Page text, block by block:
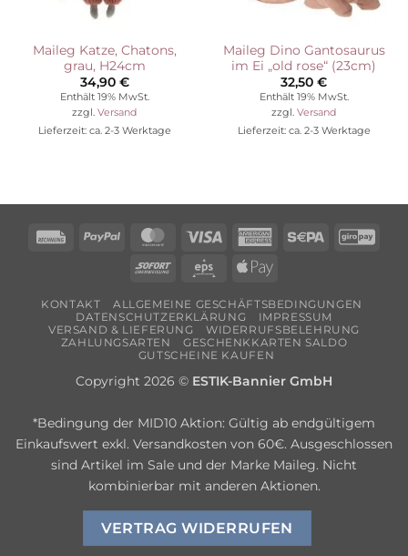
Maileg Katze, Chatons,
grau, H24cm
34,90 €
Enthält 19% MwSt.
zzgl. Versand
Lieferzeit: ca. 2-3 Werktage
Maileg Dino Gantosaurus
im Ei „old rose“ (23cm)
32,50 €
Enthält 19% MwSt.
zzgl. Versand
Lieferzeit: ca. 2-3 Werktage
RechungPayPal MasterCard
Visa
American Sepa
Sofort
Eps
Apple
KONTAKT
ALLGEMEINE GESCHÄFTSBEDINGUNGEN
DATENSCHUTZERKLÄRUNG
IMPRESSUM
VERSAND & LIEFERUNG
WIDERRUFSBELEHRUNG
ZAHLUNGSARTEN
GESCHENKKARTEN SALDO
GUTSCHEINE KAUFEN
Copyright 2026 © ESTIK-Bannier GmbH
*Bedingung der MID10 Aktion: Gültig ab endgültigem
Einkaufswert exkl. Versandkosten von 60€. Ausgeschlossen
sind Artikel im Sale und der Marke Maileg. Nicht
kombinierbar mit anderen Aktionen.
VERTRAG WIDERRUFEN